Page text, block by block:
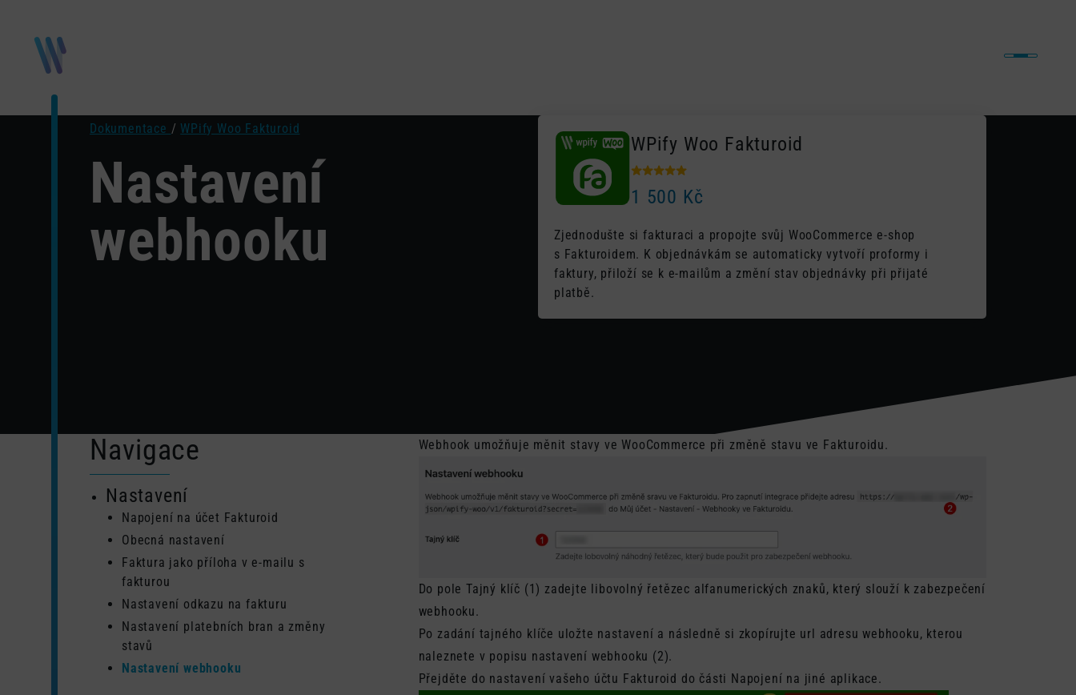
Dokumentace / WPify Woo Fakturoid
Nastavení
webhooku
WPify Woo Fakturoid
1 500 Kč
Zjednodušte si fakturaci a propojte svůj WooCommerce e-shop
s Fakturoidem. K objednávkám se automaticky vytvoří proformy i
faktury, přiloží se k e-mailům a změní stav objednávky při přijaté
platbě.
Navigace
Nastavení
Napojení na účet Fakturoid
Obecná nastavení
Faktura jako příloha v e-mailu s
fakturou
Nastavení odkazu na fakturu
Nastavení platebních bran a změny
stavů
Nastavení webhooku
Webhook umožňuje měnit stavy ve WooCommerce při změně stavu ve Fakturoidu.
Do pole Tajný klíč (1) zadejte libovolný řetězec alfanumerických znaků, který slouží k zabezpečení
webhooku.
Po zadání tajného klíče uložte nastavení a následně si zkopírujte url adresu webhooku, kterou
naleznete v popisu nastavení webhooku (2).
Přejděte do nastavení vašeho účtu Fakturoid do části Napojení na jiné aplikace.